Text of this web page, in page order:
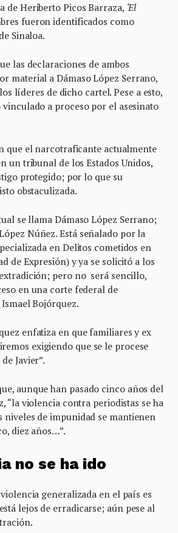
de Heriberto Picos Barraza, ‘El
fueron identificados como
Sinaloa.
las declaraciones de ambos
material a Dámaso López Serrano,
líderes de dicho cartel. Pese a esto,
vinculado a proceso por el asesinato
que el narcotraficante actualmente
un tribunal de los Estados Unidos,
protegido; por lo que su
obstaculizada.
se llama Dámaso López Serrano;
Núñez. Está señalado por la
en Delitos cometidos en
de Expresión) y ya se solicitó a los
pero no será sencillo,
en una corte federal de
Bojórquez.
enfatiza en que familiares y ex
exigiendo que se le procese
Javier”.
aunque han pasado cinco años del
“la violencia contra periodistas se ha
niveles de impunidad se mantienen
diez años…”.
no se ha ido
generalizada en el país es
lejos de erradicarse; aún pese al